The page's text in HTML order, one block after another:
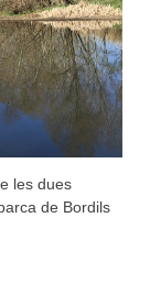
les dues
de Bordils